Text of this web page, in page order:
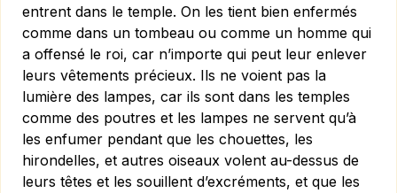
entrent dans le temple. On les tient bien enfermés
comme dans un tombeau ou comme un homme qui
a offensé le roi, car n’importe qui peut leur enlever
leurs vêtements précieux. Ils ne voient pas la
lumière des lampes, car ils sont dans les temples
comme des poutres et les lampes ne servent qu’à
les enfumer pendant que les chouettes, les
hirondelles, et autres oiseaux volent au-dessus de
leurs têtes et les souillent d’excréments, et que les